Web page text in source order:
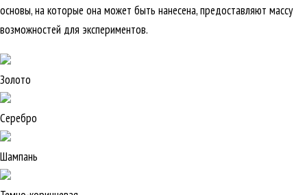
основы, на которые она может быть нанесена, предоставляют массу
возможностей для экспериментов.
Золото
Серебро
Шампань